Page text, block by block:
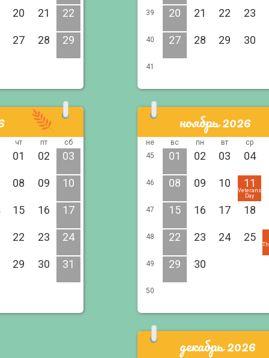
20 21 22
27 28 29
39 20 21 22 23
40 27 28 29 30
41
чт пт сб
01 02 03
08 09 10
15 16 17
22 23 24
29 30 31
ноябрь 2026
не вс пн вт
ср
45
01 02 03 04
46 08 09 10 11
Veterans
Day
47 15 16 17 18
48 22 23 24 25
49 29 30
50
декабрь 2026